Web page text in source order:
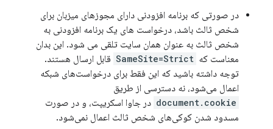
در صورتی که برنامه افزودنی دارای مجوزهای میزبان برای
شخص ثالث باشد، درخواست های یک برنامه افزودنی به
شخص ثالث به عنوان همان سایت تلقی می شود. این بدان
معناست که SameSite=Strict قابل ارسال هستند.
توجه داشته باشید که این فقط برای درخواست‌های شبکه
اعمال می‌شود، نه دسترسی از طریق
document.cookie در جاوا اسکریپت، و در صورت
مسدود شدن کوکی‌های شخص ثالث اعمال نمی‌شود.